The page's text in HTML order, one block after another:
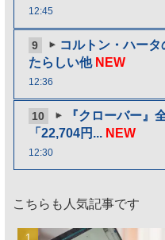
12:45
9
コルトン・ハー
たらしい他 NEW
12:36
10
『クローバー』
「22,704円... NEW
12:30
こちらも人気記事です